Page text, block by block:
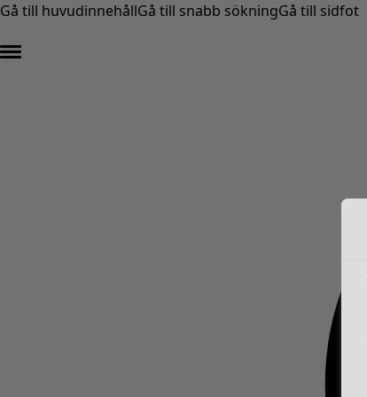
Gå till huvudinnehållGå till snabb sökningGå till sidfot